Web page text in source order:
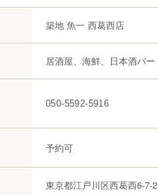
築地 魚一 西葛西店
居酒屋、海鮮、日本酒バー
050-5592-5916
予約可
東京都江戸川区西葛西6-7-2